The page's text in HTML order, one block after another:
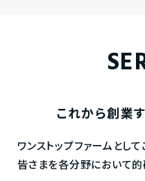
これから創業
ワンストップファームとし
皆さまを各分野において的